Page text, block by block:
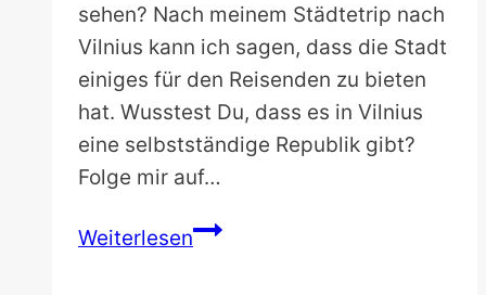
sehen? Nach meinem Städtetrip nach
Vilnius kann ich sagen, dass die Stadt
einiges für den Reisenden zu bieten
hat. Wusstest Du, dass es in Vilnius
eine selbstständige Republik gibt?
Folge mir auf…
WeiterlesenVilnius